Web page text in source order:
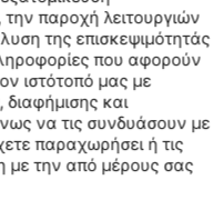
υλικά,
το μαγιό διαθέτει
διχτάκι. Το
άριστη
παροχή λειτουργιών
της επισκεψιμότητάς
που αφορούν
ιστότοπό μας με
και
να τις συνδυάσουν με
παραχωρήσει ή τις
με την από μέρους σας